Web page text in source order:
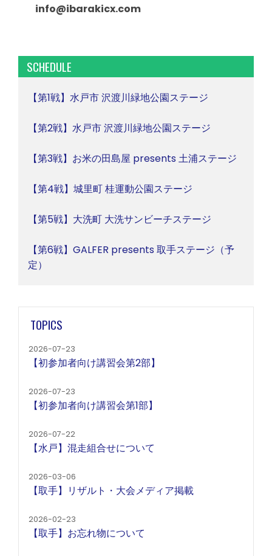
info@ibarakicx.com
SCHEDULE
【第1戦】水戸市 沢渡川緑地公園ステージ
【第2戦】水戸市 沢渡川緑地公園ステージ
【第3戦】お米の田島屋 presents 土浦ステージ
【第4戦】城里町 桂運動公園ステージ
【第5戦】大洗町 大洗サンビーチステージ
【第6戦】GALFER presents 取手ステージ（予
定）
TOPICS
2026-07-23
【初参加者向け講習会第2部】
2026-07-23
【初参加者向け講習会第1部】
2026-07-22
【水戸】混走組合せについて
2026-03-06
【取手】リザルト・大会メディア掲載
2026-02-23
【取手】お忘れ物について